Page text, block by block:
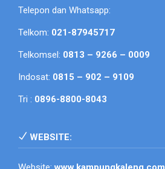
Telepon dan Whatsapp:
Telkom: 021-87945717
Telkomsel: 0813 – 9266 – 0009
Indosat: 0815 – 902 – 9109
Tri : 0896-8800-8043
WEBSITE: